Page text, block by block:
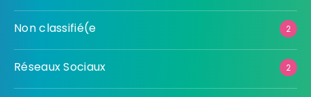
Non classifié(e 2
Réseaux Sociaux 2